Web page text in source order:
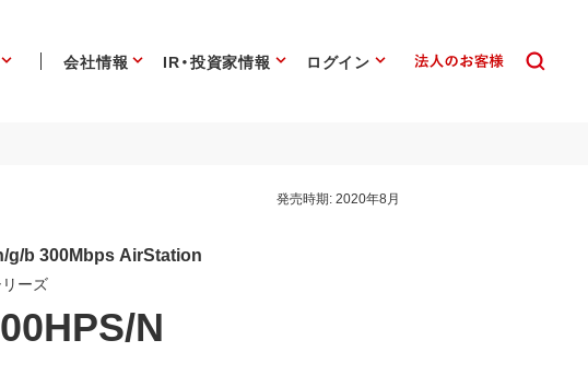
会社情報 IR・投資家情報 ログイン
発売時期:2020年8月
g/b 300Mbps AirStation
ーズ
N